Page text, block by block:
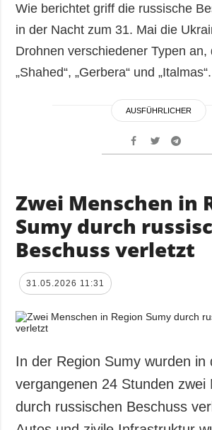
Wie berichtet griff die russische
in der Nacht zum 31. Mai die
Drohnen verschiedener Typen an,
„Shahed“, „Gerbera“ und „Italmas“.
AUSFÜHRLICHER
Zwei Menschen in
Sumy durch
Beschuss verletzt
31.05.2026 11:31
In der Region Sumy wurden in
vergangenen 24 Stunden zwei
durch russischen Beschuss